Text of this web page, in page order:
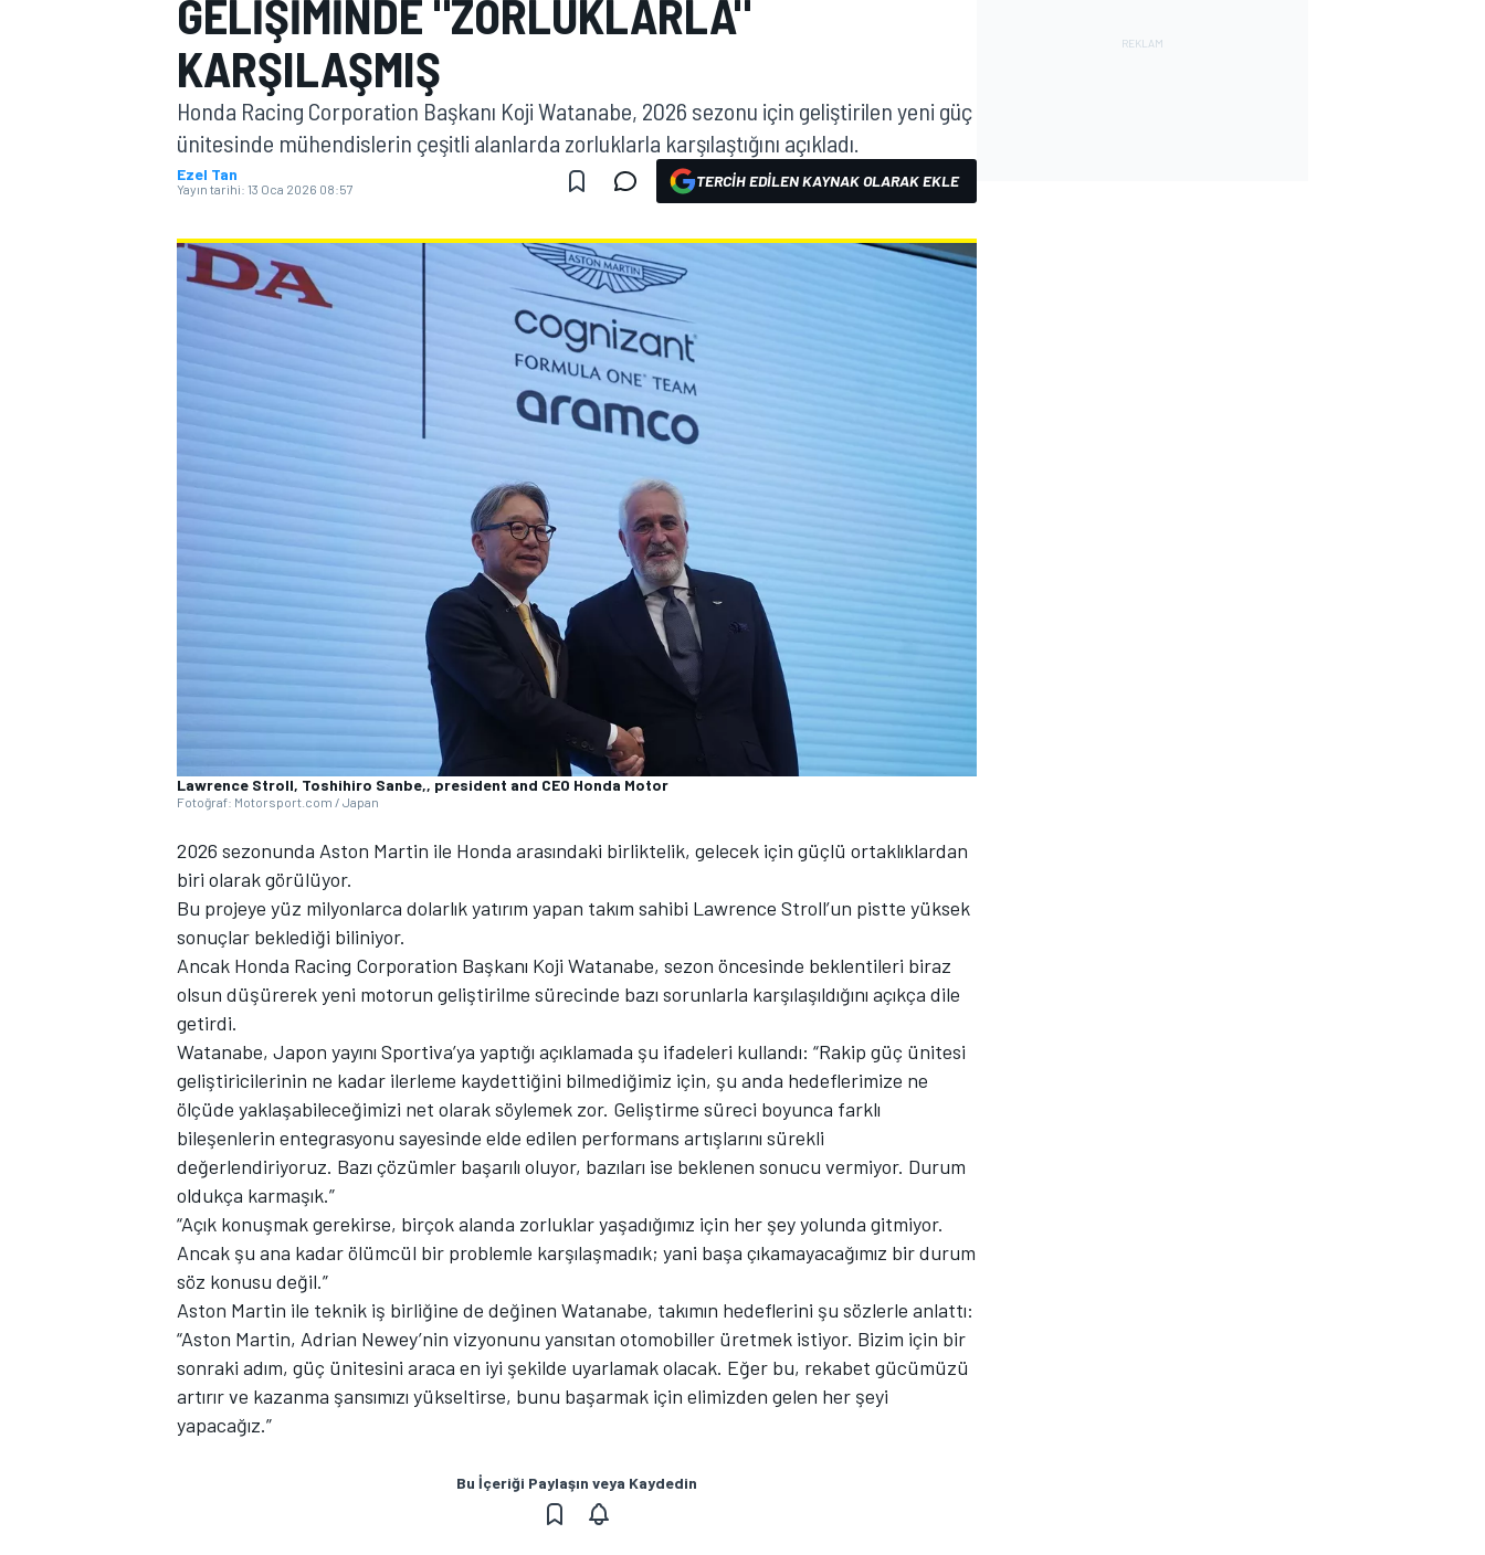
MOTOGP
TÜRK SPORCULAR
GELIŞIMINDE "ZORLUKLARLA"
KARŞILAŞMIŞ
Honda Racing Corporation Başkanı Koji Watanabe, 2026 sezonu için geliştirilen yeni güç
ünitesinde mühendislerin çeşitli alanlarda zorluklarla karşılaştığını açıkladı.
Ezel Tan
Yayın tarihi: 13 Oca 2026 08:57 TERCIH EDILEN KAYNAK OLARAK EKLE
Lawrence Stroll, Toshihiro Sanbe,, president and CEO Honda Motor
Fotoğraf: Motorsport.com / Japan
2026 sezonunda Aston Martin ile Honda arasındaki birliktelik, gelecek için güçlü ortaklıklardan
biri olarak görülüyor.
Bu projeye yüz milyonlarca dolarlık yatırım yapan takım sahibi Lawrence Stroll’un pistte yüksek
sonuçlar beklediği biliniyor.
Ancak Honda Racing Corporation Başkanı Koji Watanabe, sezon öncesinde beklentileri biraz
olsun düşürerek yeni motorun geliştirilme sürecinde bazı sorunlarla karşılaşıldığını açıkça dile
getirdi.
Watanabe, Japon yayını Sportiva’ya yaptığı açıklamada şu ifadeleri kullandı: “Rakip güç ünitesi
geliştiricilerinin ne kadar ilerleme kaydettiğini bilmediğimiz için, şu anda hedeflerimize ne
ölçüde yaklaşabileceğimizi net olarak söylemek zor. Geliştirme süreci boyunca farklı
bileşenlerin entegrasyonu sayesinde elde edilen performans artışlarını sürekli
değerlendiriyoruz. Bazı çözümler başarılı oluyor, bazıları ise beklenen sonucu vermiyor. Durum
oldukça karmaşık.”
“Açık konuşmak gerekirse, birçok alanda zorluklar yaşadığımız için her şey yolunda gitmiyor.
Ancak şu ana kadar ölümcül bir problemle karşılaşmadık; yani başa çıkamayacağımız bir durum
söz konusu değil.”
Aston Martin ile teknik iş birliğine de değinen Watanabe, takımın hedeflerini şu sözlerle anlattı:
“Aston Martin, Adrian Newey’nin vizyonunu yansıtan otomobiller üretmek istiyor. Bizim için bir
sonraki adım, güç ünitesini araca en iyi şekilde uyarlamak olacak. Eğer bu, rekabet gücümüzü
artırır ve kazanma şansımızı yükseltirse, bunu başarmak için elimizden gelen her şeyi
yapacağız.”
Bu İçeriği Paylaşın veya Kaydedin